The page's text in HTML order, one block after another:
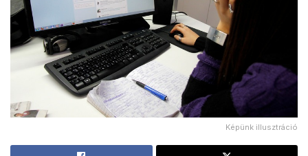
Képünk illusztráció